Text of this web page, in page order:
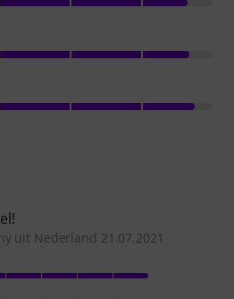
uit Nederland 21.07.2021